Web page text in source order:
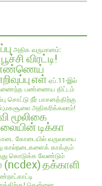
அதிக வருமானம்:
விரட்டி!
எள் ஏப்.11-இல்
பண்ணைய திட்டம்
சொட்டு நீர் பாசனத்திற்கு
அதிகரிக்கலாம்!
மூலிகை
டிக்கா
கோடையில் வருவாயை
கால்நடைகளைக் காக்கும்
கொடுக்க வேண்டும்
தக்காளி